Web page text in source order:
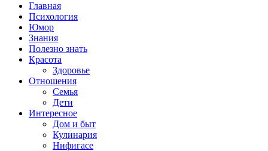
Главная
Психология
Юмор
Знания
Полезно знать
Красота
Здоровье
Отношения
Семья
Дети
Интересное
Дом и быт
Кулинария
Нифигасе